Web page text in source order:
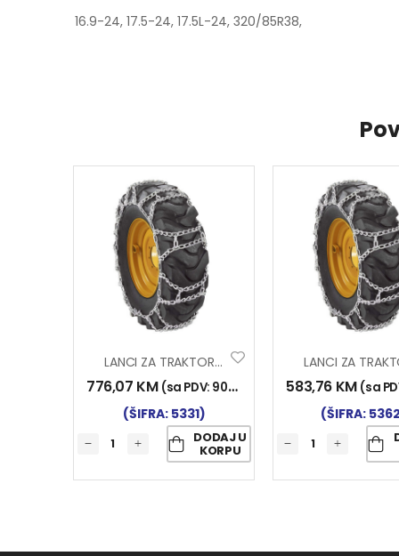
16.9-24, 17.5-24, 17.5L-24, 320/85R38,
LANCI ZA TRAKTOR HP 16.9-38 18.4-38
776,07 KM (sa PDV: 908,00
(ŠIFRA: 5331)
DODAJ U
KORPU
583,76 KM (sa
(ŠIFRA: